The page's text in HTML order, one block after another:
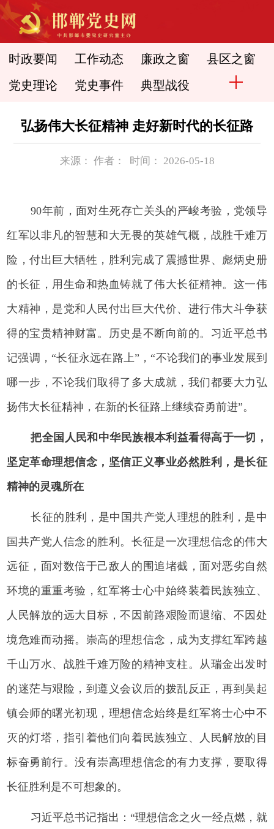
时政要闻 工作动态 廉政之窗 县区之窗
党史理论 党史事件 典型战役
弘扬伟大长征精神 走好新时代的长征路
来源： 作者： 时间： 2026-05-18
90年前，面对生死存亡关头的严峻考验，党领导
红军以非凡的智慧和大无畏的英雄气概，战胜千难万
险，付出巨大牺牲，胜利完成了震撼世界、彪炳史册
的长征，用生命和热血铸就了伟大长征精神。这一伟
大精神，是党和人民付出巨大代价、进行伟大斗争获
得的宝贵精神财富。历史是不断向前的。习近平总书
记强调，“长征永远在路上”，“不论我们的事业发展到
哪一步，不论我们取得了多大成就，我们都要大力弘
扬伟大长征精神，在新的长征路上继续奋勇前进”。
把全国人民和中华民族根本利益看得高于一切，
坚定革命理想信念，坚信正义事业必然胜利，是长征
精神的灵魂所在
长征的胜利，是中国共产党人理想的胜利，是中
国共产党人信念的胜利。长征是一次理想信念的伟大
远征，面对数倍于己敌人的围追堵截，面对恶劣自然
环境的重重考验，红军将士心中始终装着民族独立、
人民解放的远大目标，不因前路艰险而退缩、不因处
境危难而动摇。崇高的理想信念，成为支撑红军跨越
千山万水、战胜千难万险的精神支柱。从瑞金出发时
的迷茫与艰险，到遵义会议后的拨乱反正，再到吴起
镇会师的曙光初现，理想信念始终是红军将士心中不
灭的灯塔，指引着他们向着民族独立、人民解放的目
标奋勇前行。没有崇高理想信念的有力支撑，要取得
长征胜利是不可想象的。
习近平总书记指出：“理想信念之火一经点燃，就